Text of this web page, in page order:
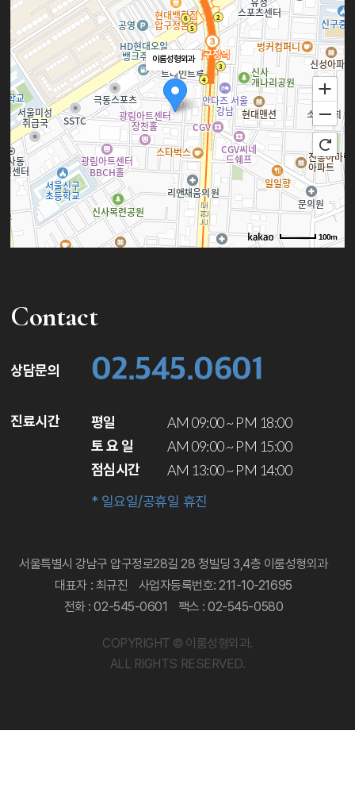
이룸성형외과
100m
Contact
상담문의 02.545.0601
진료시간 평일 AM 09:00 ~ PM 18:00
토 요 일 AM 09:00 ~ PM 15:00
점심시간 AM 13:00 ~ PM 14:00
* 일요일/공휴일 휴진
서울특별시 강남구 압구정로28길 28 청빌딩 3,4층 이룸성형외과
대표자 : 최규진
사업자등록번호: 211-10-21695
전화 : 02-545-0601
팩스 : 02-545-0580
COPYRIGHT © 이룸성형외과.
ALL RIGHTS RESERVED.